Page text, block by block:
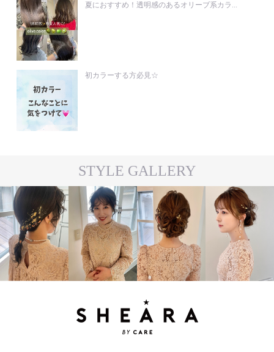
夏におすすめ！透明感のあるオリーブ系カラ...
初カラーする方必見☆
STYLE GALLERY
#ARRANGE
#ARRANGE